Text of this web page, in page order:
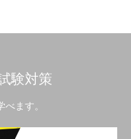
験対策
ます。